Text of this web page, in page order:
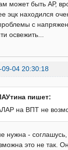
может быть АР,
эцк находился
с
освежить...
09-04 20:30:18
пишет:
на ВПТ не
нужна -
это не так.